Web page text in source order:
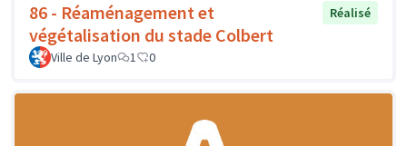
86 - Réaménagement et
végétalisation du stade Colbert
Réalisé
Ville de Lyon 1 0